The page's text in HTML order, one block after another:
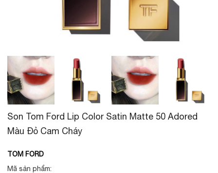
Son Tom Ford Lip Color Satin Matte 50 Adored
Màu Đỏ Cam Cháy
TOM FORD
Mã sản phẩm: